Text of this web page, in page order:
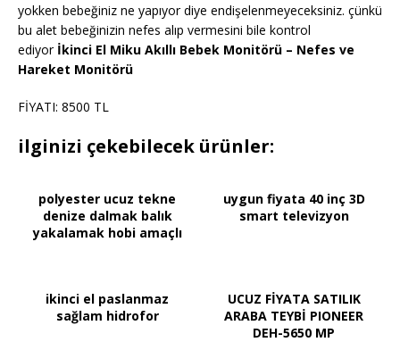
yokken bebeğiniz ne yapıyor diye endişelenmeyeceksiniz. çünkü
bu alet bebeğinizin nefes alıp vermesini bile kontrol
ediyor İkinci El Miku Akıllı Bebek Monitörü – Nefes ve
Hareket Monitörü
FİYATI: 8500 TL
ilginizi çekebilecek ürünler:
polyester ucuz tekne
denize dalmak balık
yakalamak hobi amaçlı
uygun fiyata 40 inç 3D
smart televizyon
ikinci el paslanmaz
sağlam hidrofor
UCUZ FİYATA SATILIK
ARABA TEYBİ PIONEER
DEH-5650 MP